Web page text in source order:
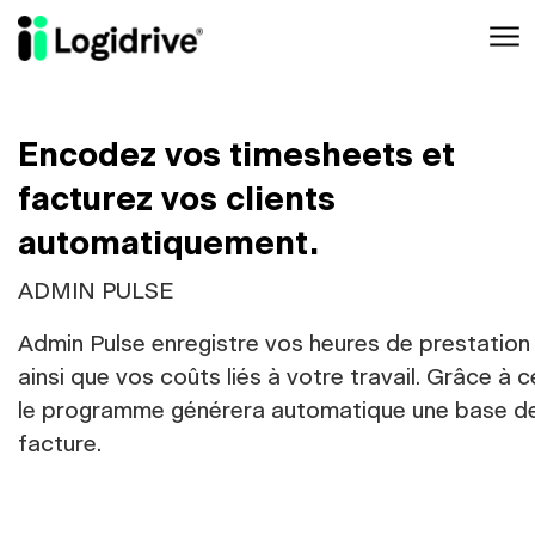
Aller au contenu principal
Encodez vos timesheets et
facturez vos clients
automatiquement.
ADMIN PULSE
Admin Pulse enregistre vos heures de prestation
ainsi que vos coûts liés à votre travail. Grâce à
le programme générera automatique une base
facture.